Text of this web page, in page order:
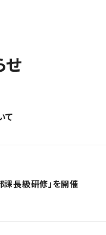
せ
て
長級研修」を開催